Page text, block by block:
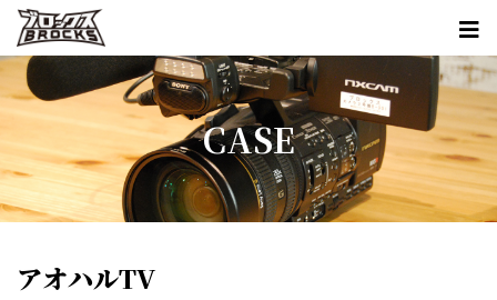
CASE
アオハルTV